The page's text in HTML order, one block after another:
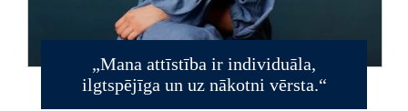
Mana attīstība ir individuāla,
ilgtspējīga un uz nākotni vērsta.